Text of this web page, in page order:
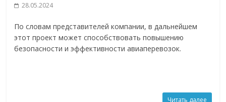
28.05.2024
По словам представителей компании, в дальнейшем
этот проект может способствовать повышению
безопасности и эффективности авиаперевозок.
Читать далее